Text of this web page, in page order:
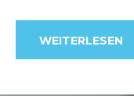
WEITERLESEN